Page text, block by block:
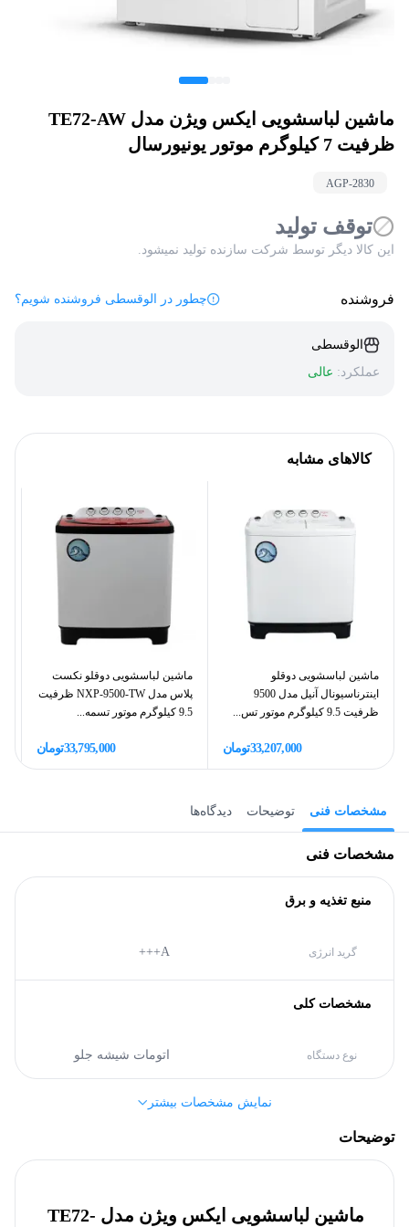
ماشین لباسشویی ایکس ویژن مدل TE72-AW
ظرفیت 7 کیلوگرم موتور یونیورسال
AGP-2830
توقف تولید
این کالا دیگر توسط شرکت سازنده تولید نمیشود.
فروشنده چطور در الوقسطی فروشنده شویم؟
الوقسطی
عملکرد: عالی
کالاهای مشابه
ماشین لباسشویی دوقلو
اینترناسیونال آنیل مدل 9500
ظرفیت 9.5 کیلوگرم موتور تس...
33,207,000تومان
ماشین لباسشویی دوقلو نکست
پلاس مدل NXP-9500-TW ظرفیت
9.5 کیلوگرم موتور تسمه...
33,795,000تومان
مشخصات فنی توضیحات دیدگاه‌ها
مشخصات فنی
منبع تغذیه و برق
گرید انرژی A+++
مشخصات کلی
نوع دستگاه اتومات شیشه جلو
ایکس ویژن (Xvision)
ابعاد محصول
پهنا 595
نمایش مشخصات بیشتر
توضیحات
ماشین لباسشویی ایکس ویژن مدل TE72-